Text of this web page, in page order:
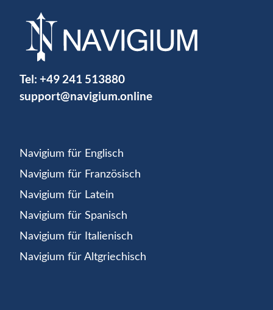
Tel: +49 241 513880
support@navigium.online
Navigium für Englisch
Navigium für Französisch
Navigium für Latein
Navigium für Spanisch
Navigium für Italienisch
Navigium für Altgriechisch